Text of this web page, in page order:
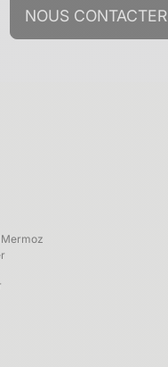
NOUS CONTACTER